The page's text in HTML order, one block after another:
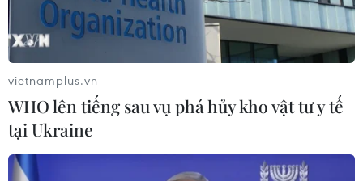
29/10/2020 00:21
Viện Robert Koch (RKI) của Đức đã trở thành mục tiêu
tấn công của tin tặc, khiến việc công bố số liệu các ca
nhiễm dịch COVID-19 hàng ngày của cơ quan này bị
gián đoạn.
vietnamplus.vn
WHO lên tiếng sau vụ phá hủy kho vật tư y tế
tại Ukraine